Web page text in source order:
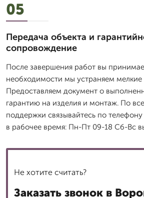
05
Передача объекта и
сопровождение
После завершения работ вы
необходимости мы устраняем мелкие
Предоставляем документ о
гарантию на изделия и монтаж. По
поддержки связывайтесь по
в рабочее время: Пн-Пт 09-18 Сб-Вс
Не хотите считать?
Заказать звонок в